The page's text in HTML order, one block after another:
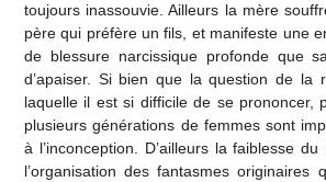
toujours inassouvie. Ailleurs la mère
père qui préfère un fils, et manifeste une
de blessure narcissique profonde que
d’apaiser. Si bien que la question de la
laquelle il est si difficile de se prononcer,
plusieurs générations de femmes sont
à l’inconception. D’ailleurs la faiblesse
l’organisation des fantasmes originaires